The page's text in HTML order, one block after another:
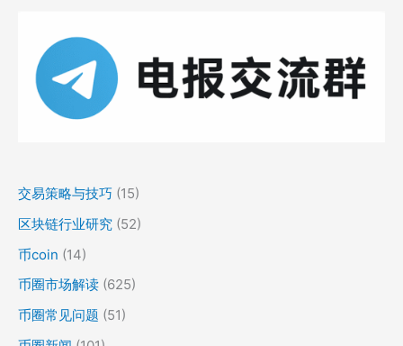
交易策略与技巧 (15)
区块链行业研究 (52)
币coin (14)
币圈市场解读 (625)
币圈常见问题 (51)